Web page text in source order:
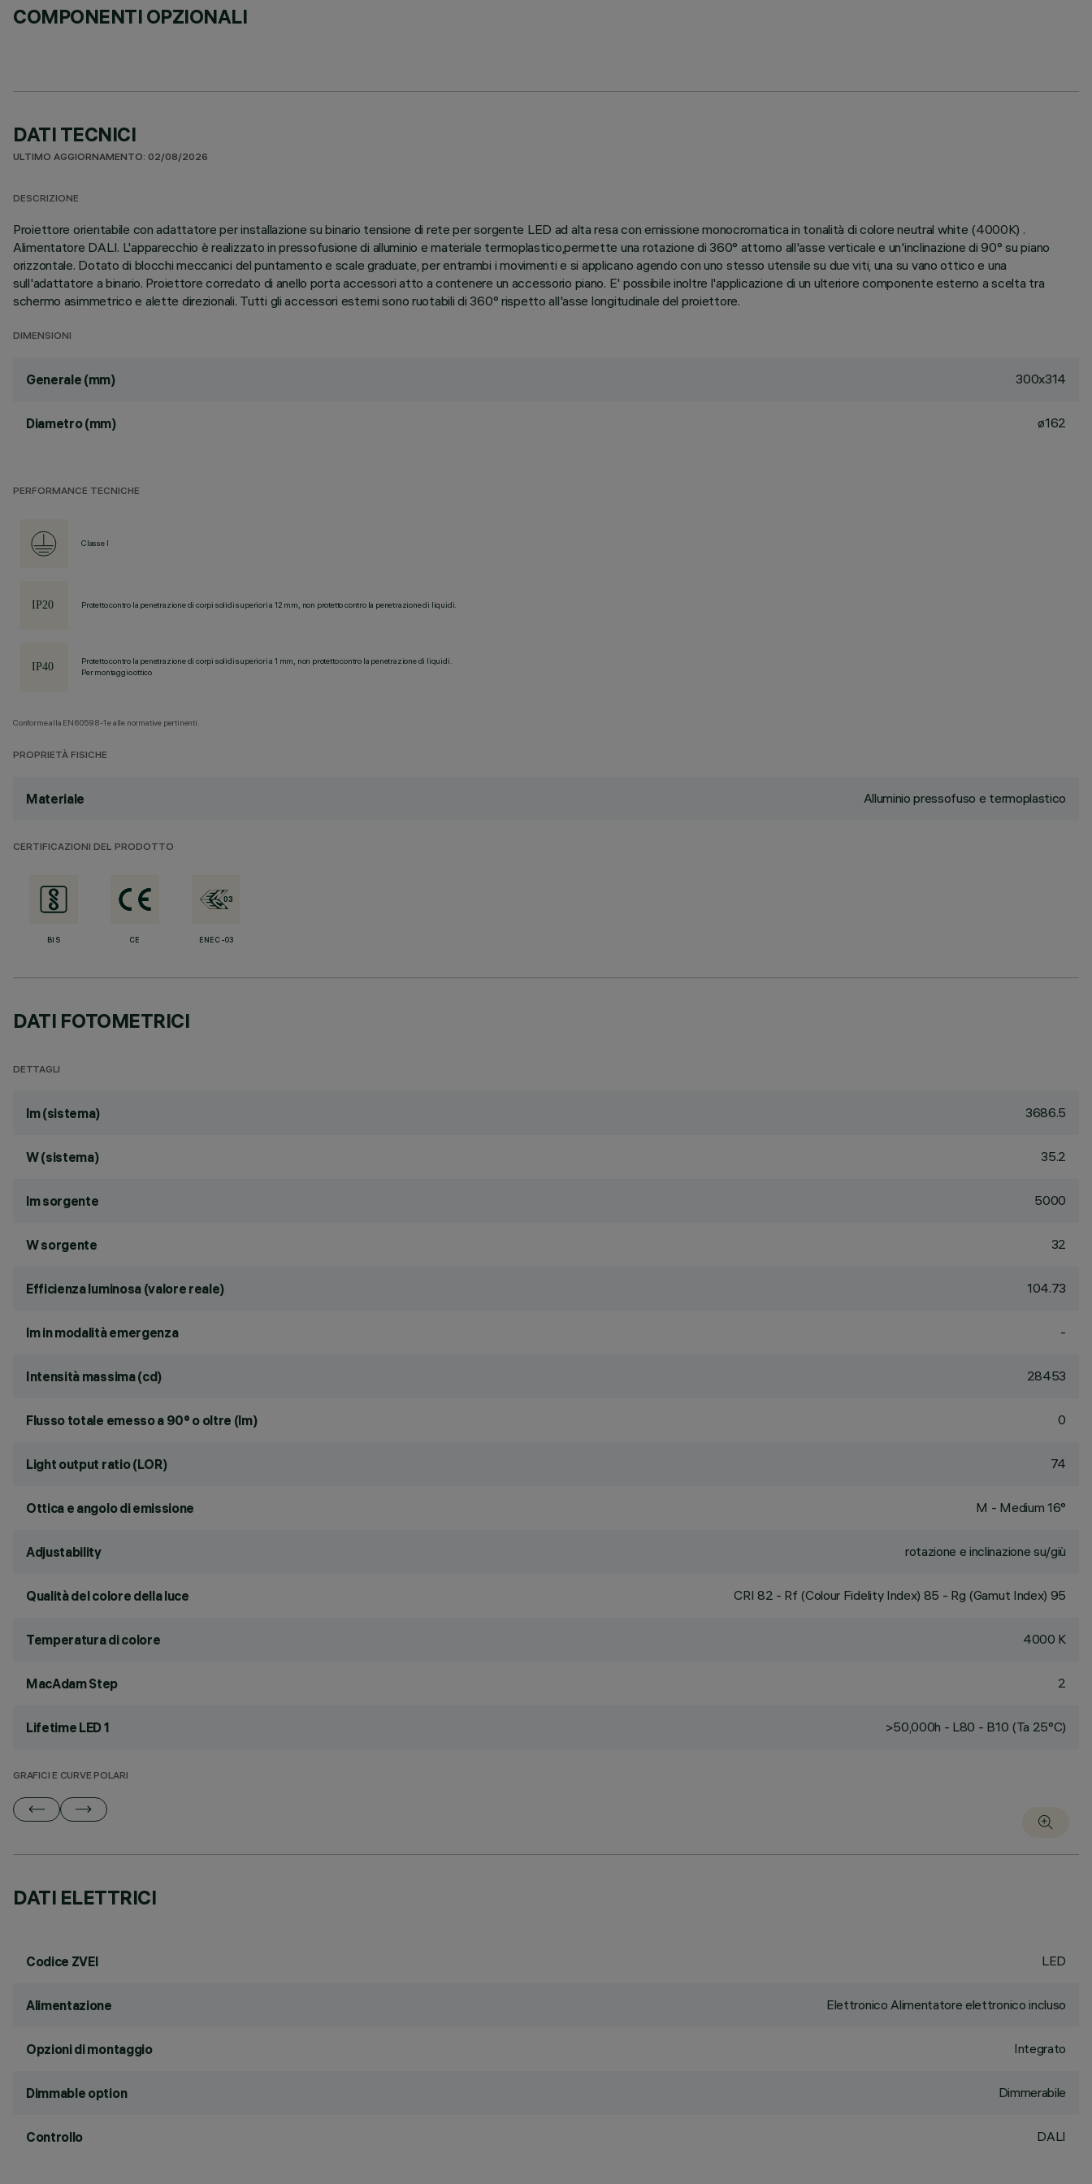
COMPONENTI OPZIONALI
DATI TECNICI
ULTIMO AGGIORNAMENTO: 02/08/2026
DESCRIZIONE
Proiettore orientabile con adattatore per installazione su binario tensione di rete per sorgente LED ad alta resa con emissione monocromatica in tonalità di colore neutral white (4000K) .
Alimentatore DALI. L'apparecchio è realizzato in pressofusione di alluminio e materiale termoplastico,permette una rotazione di 360° attorno all'asse verticale e un'inclinazione di 90° su piano
orizzontale. Dotato di blocchi meccanici del puntamento e scale graduate, per entrambi i movimenti e si applicano agendo con uno stesso utensile su due viti, una su vano ottico e una
sull'adattatore a binario. Proiettore corredato di anello porta accessori atto a contenere un accessorio piano. E' possibile inoltre l'applicazione di un ulteriore componente esterno a scelta tra
schermo asimmetrico e alette direzionali. Tutti gli accessori esterni sono ruotabili di 360° rispetto all'asse longitudinale del proiettore.
DIMENSIONI
Generale (mm) 300x314
Diametro (mm) ø162
PERFORMANCE TECNICHE
Classe I
Protetto contro la penetrazione di corpi solidi superiori a 12 mm, non protetto contro la penetrazione di liquidi.
Protetto contro la penetrazione di corpi solidi superiori a 1 mm, non protetto contro la penetrazione di liquidi.
Per montaggio ottico
Conforme alla EN60598-1 e alle normative pertinenti.
PROPRIETÀ FISICHE
Materiale Alluminio pressofuso e termoplastico
CERTIFICAZIONI DEL PRODOTTO
BIS CE ENEC-03
DATI FOTOMETRICI
DETTAGLI
lm (sistema) 3686.5
W (sistema) 35.2
lm sorgente 5000
W sorgente 32
Efficienza luminosa (valore reale) 104.73
lm in modalità emergenza -
Intensità massima (cd) 28453
Flusso totale emesso a 90° o oltre (lm) 0
Light output ratio (LOR) 74
Ottica e angolo di emissione M - Medium 16°
Adjustability rotazione e inclinazione su/giù
Qualità del colore della luce CRI 82 - Rf (Colour Fidelity Index) 85 - Rg (Gamut Index) 95
Temperatura di colore 4000 K
MacAdam Step 2
Lifetime LED 1 >50,000h - L80 - B10 (Ta 25°C)
GRAFICI E CURVE POLARI
DATI ELETTRICI
Codice ZVEI LED
Alimentazione Elettronico Alimentatore elettronico incluso
Opzioni di montaggio Integrato
Dimmable option Dimmerabile
Controllo DALI